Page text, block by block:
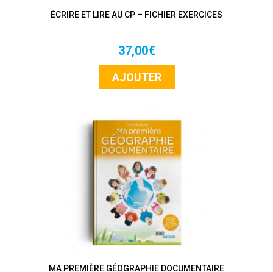
ÉCRIRE ET LIRE AU CP – FICHIER EXERCICES
37,00€
AJOUTER
MA PREMIÈRE GÉOGRAPHIE DOCUMENTAIRE